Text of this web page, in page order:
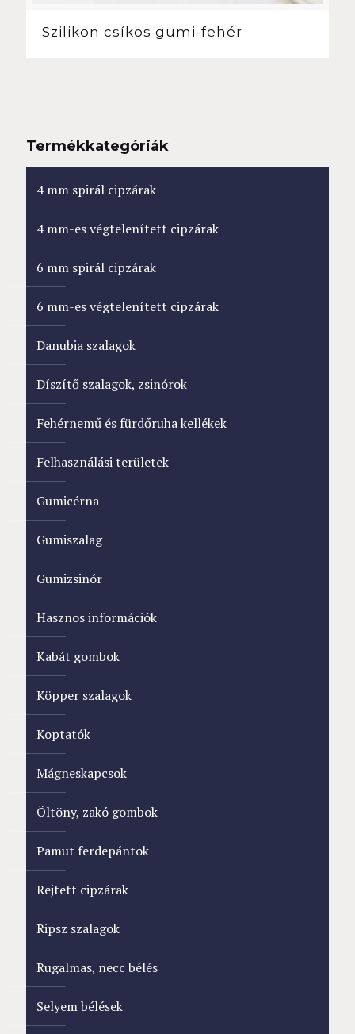
Szilikon csíkos gumi-fehér
Termékkategóriák
4 mm spirál cipzárak
4 mm-es végtelenített cipzárak
6 mm spirál cipzárak
6 mm-es végtelenített cipzárak
Danubia szalagok
Díszítő szalagok, zsinórok
Fehérnemű és fürdőruha kellékek
Felhasználási területek
Gumicérna
Gumiszalag
Gumizsinór
Hasznos információk
Kabát gombok
Köpper szalagok
Koptatók
Mágneskapcsok
Öltöny, zakó gombok
Pamut ferdepántok
Rejtett cipzárak
Ripsz szalagok
Rugalmas, necc bélés
Selyem bélések